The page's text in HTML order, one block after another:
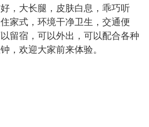
，大长腿，皮肤白息，乖巧听
家式，环境干净卫生，交通便
留宿，可以外出，可以配合各种
，欢迎大家前来体验。